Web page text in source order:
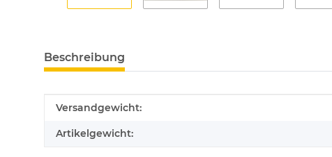
Beschreibung
Produkteigenschaft
Wert
Versandgewicht:
Artikelgewicht: